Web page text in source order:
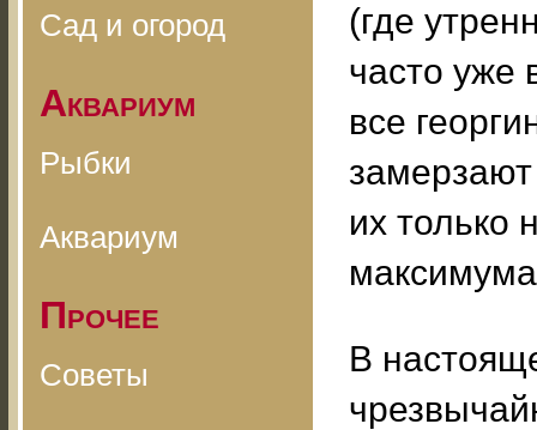
Сад и огород
Аквариум
Рыбки
Аквариум
Прочее
Советы
(где
часто уже
все
замерзают
их только
В